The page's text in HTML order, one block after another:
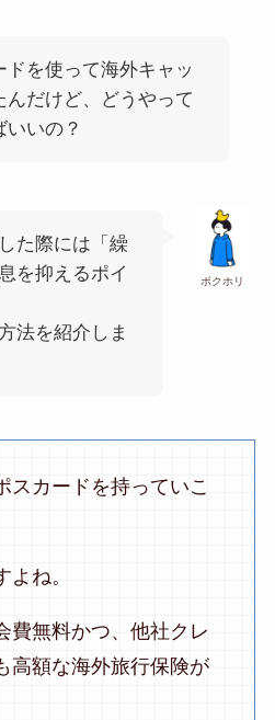
ドを使って海外キャッ
んだけど、どうやって
いいの？
ボクホリ
た際には「繰
を抑えるポイ
法を紹介しま
スカードを持っていこ
ね。
費無料かつ、他社クレ
高額な海外旅行保険が